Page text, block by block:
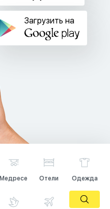
Загрузить на
Медресе Отели Одежда